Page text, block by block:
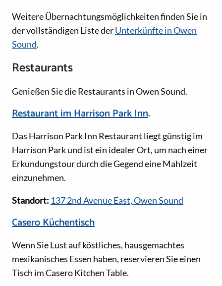
Weitere Übernachtungsmöglichkeiten finden Sie in
der vollständigen Liste derUnterkünfte in Owen
Sound.
Restaurants
Genießen Sie die Restaurants in Owen Sound.
Restaurant im Harrison Park Inn.
Das Harrison Park Inn Restaurant liegt günstig im
Harrison Park und ist ein idealer Ort, um nach einer
Erkundungstour durch die Gegend eine Mahlzeit
einzunehmen.
Standort: 137 2nd Avenue East, Owen Sound
Casero Küchentisch
Wenn Sie Lust auf köstliches, hausgemachtes
mexikanisches Essen haben, reservieren Sie einen
Tisch im Casero Kitchen Table.